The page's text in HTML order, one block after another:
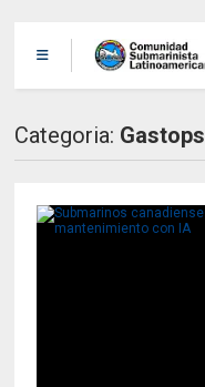
Categoria: Gastops